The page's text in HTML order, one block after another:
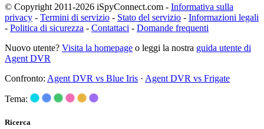
© Copyright 2011-2026 iSpyConnect.com - Informativa sulla
privacy - Termini di servizio - Stato del servizio - Informazioni legali
- Politica di sicurezza - Contattaci - Domande frequenti
Nuovo utente? Visita la homepage o leggi la nostra guida utente di
Agent DVR
Confronto: Agent DVR vs Blue Iris · Agent DVR vs Frigate
Tema:
Ricerca